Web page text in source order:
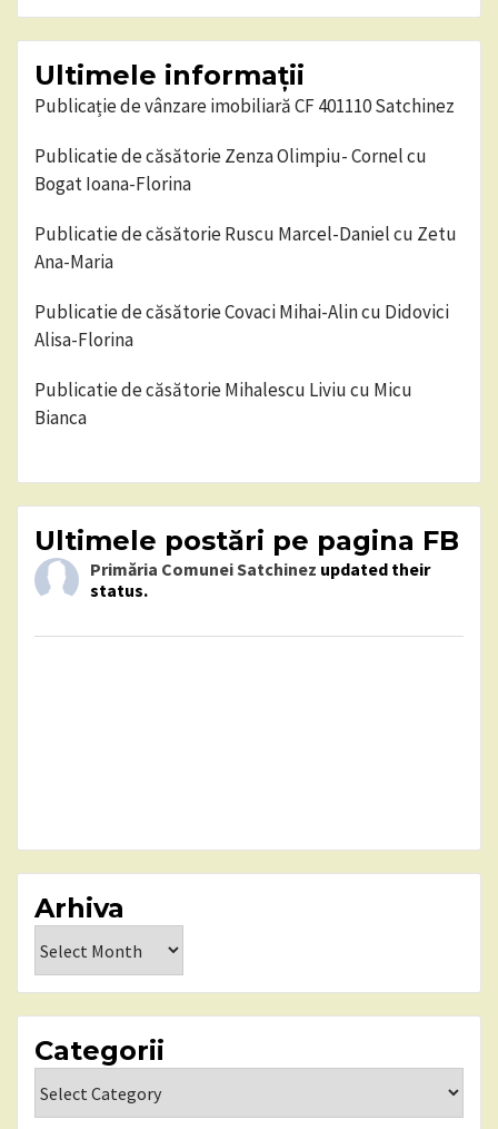
Ultimele informații
Publicație de vânzare imobiliară CF 401110 Satchinez
Publicatie de căsătorie Zenza Olimpiu- Cornel cu
Bogat Ioana-Florina
Publicatie de căsătorie Ruscu Marcel-Daniel cu Zetu
Ana-Maria
Publicatie de căsătorie Covaci Mihai-Alin cu Didovici
Alisa-Florina
Publicatie de căsătorie Mihalescu Liviu cu Micu
Bianca
Ultimele postări pe pagina FB
Primăria Comunei Satchinez updated their
status.
Arhiva
Categorii